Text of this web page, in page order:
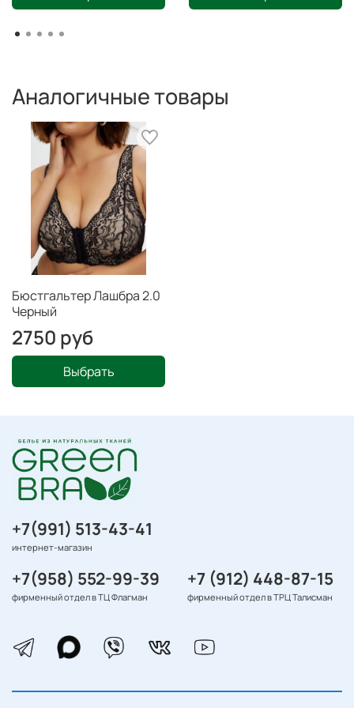
Аналогичные товары
Бюстгальтер Лашбра 2.0
Черный
2750 руб
Выбрать
+7(991) 513-43-41
интернет-магазин
+7(958) 552-99-39
фирменный отдел в ТЦ Флагман
+7 (912) 448-87-15
фирменный отдел в ТРЦ Талисман